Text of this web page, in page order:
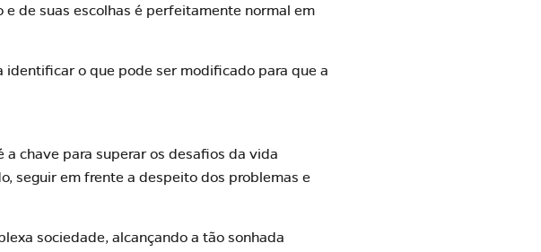
de suas escolhas é perfeitamente normal em
o que pode ser modificado para que a
chave para superar os desafios da vida
seguir em frente a despeito dos problemas e
sociedade, alcançando a tão sonhada